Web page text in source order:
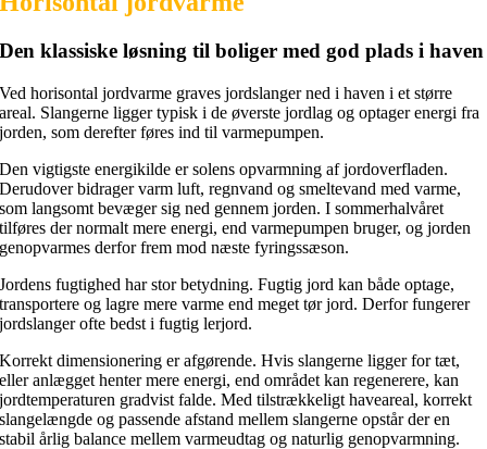
Den klassiske løsning til boliger med god plads i haven
Ved horisontal jordvarme graves jordslanger ned i haven i et større
areal. Slangerne ligger typisk i de øverste jordlag og optager energi fra
jorden, som derefter føres ind til varmepumpen.
Den vigtigste energikilde er solens opvarmning af jordoverfladen.
Derudover bidrager varm luft, regnvand og smeltevand med varme,
som langsomt bevæger sig ned gennem jorden. I sommerhalvåret
tilføres der normalt mere energi, end varmepumpen bruger, og jorden
genopvarmes derfor frem mod næste fyringssæson.
Jordens fugtighed har stor betydning. Fugtig jord kan både optage,
transportere og lagre mere varme end meget tør jord. Derfor fungerer
jordslanger ofte bedst i fugtig lerjord.
Korrekt dimensionering er afgørende. Hvis slangerne ligger for tæt,
eller anlægget henter mere energi, end området kan regenerere, kan
jordtemperaturen gradvist falde. Med tilstrækkeligt haveareal, korrekt
slangelængde og passende afstand mellem slangerne opstår der en
stabil årlig balance mellem varmeudtag og naturlig genopvarmning.